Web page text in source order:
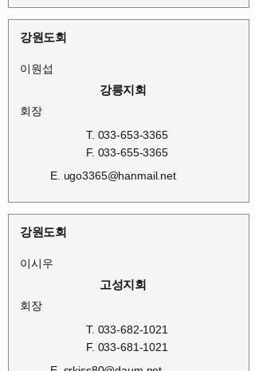
강원도회
이원섭
강릉지회
회장
T. 033-653-3365
F. 033-655-3365
E. ugo3365@hanmail.net
강원도회
이시우
고성지회
회장
T. 033-682-1021
F. 033-681-1021